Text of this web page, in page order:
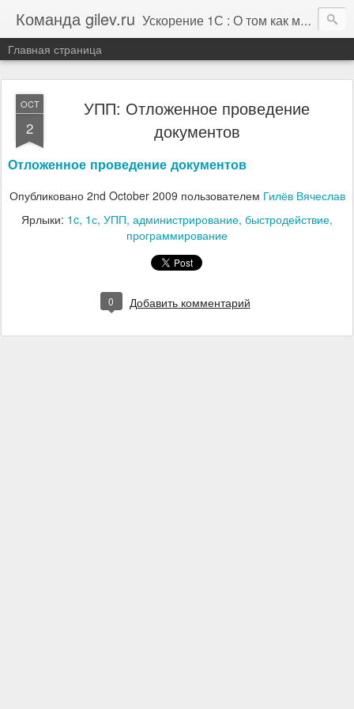
Команда gilev.ru Ускорение 1С : О том как мы это делаем. И не только про это.
Главная страница
OCT
2
УПП: Отложенное проведение
документов
Отложенное проведение документов
Опубликовано 2nd October 2009 пользователем Гилёв Вячеслав
Ярлыки: 1c 1с УПП администрирование быстродействие
программирование
0 Добавить комментарий